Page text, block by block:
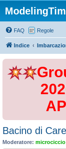
FAQ Regole
Indice
Bacino di
Moderatore: microciccio